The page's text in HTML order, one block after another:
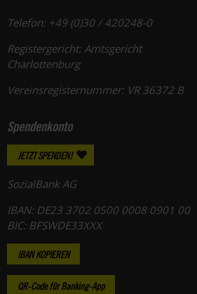
Telefon: +49 (0)30 / 420248-0
Registergericht: Amtsgericht
Charlottenburg
Vereinsregisternummer: VR 36372 B
Spendenkonto
JETZT SPENDEN!
SozialBank AG
IBAN: DE23 3702 0500 0008 0901 00
BIC: BFSWDE33XXX
IBAN KOPIEREN
QR-Code für Banking-App